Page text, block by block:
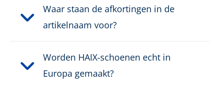
Waar staan de afkortingen in de
artikelnaam voor?
Worden HAIX-schoenen echt in
Europa gemaakt?